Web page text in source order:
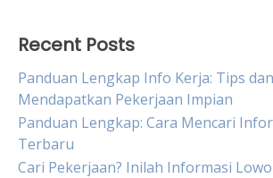
Recent Posts
Panduan Lengkap Info Kerja: Tips
Mendapatkan Pekerjaan Impian
Panduan Lengkap: Cara Mencari
Terbaru
Cari Pekerjaan? Inilah Informasi